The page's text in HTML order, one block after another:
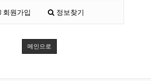
회원가입 정보찾기
메인으로